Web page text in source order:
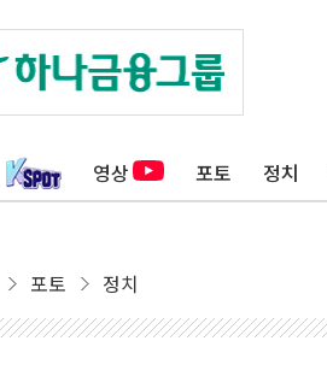
영상 포토 정치
포토 정치